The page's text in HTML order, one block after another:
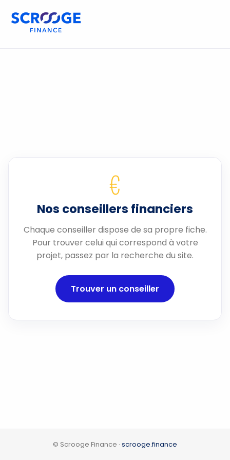
€
Nos conseillers financiers
Chaque conseiller dispose de sa propre fiche.
Pour trouver celui qui correspond à votre
projet, passez par la recherche du site.
Trouver un conseiller
© Scrooge Finance · scrooge.finance